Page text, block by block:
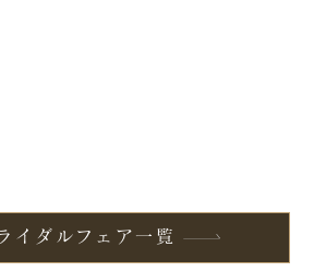
イダルフェア一覧